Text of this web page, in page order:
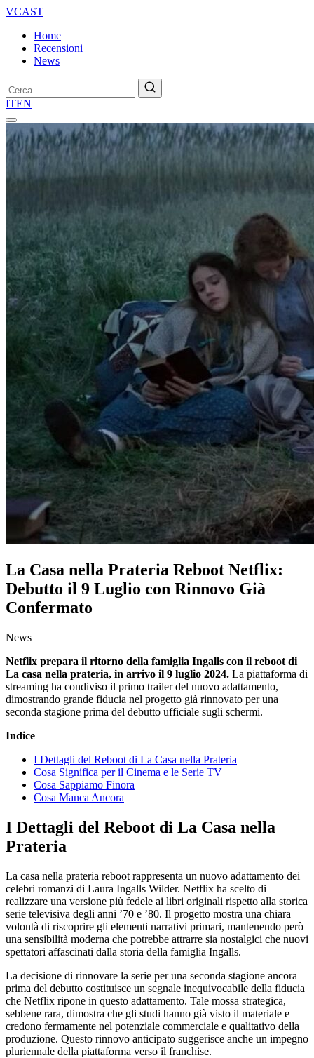
VCAST
Home
Recensioni
News
Cerca
ITEN
La Casa nella Prateria Reboot Netflix:
Debutto il 9 Luglio con Rinnovo Già
Confermato
News
Netflix prepara il ritorno della famiglia Ingalls con il reboot di
La casa nella prateria, in arrivo il 9 luglio 2024. La piattaforma di
streaming ha condiviso il primo trailer del nuovo adattamento,
dimostrando grande fiducia nel progetto già rinnovato per una
seconda stagione prima del debutto ufficiale sugli schermi.
Indice
I Dettagli del Reboot di La Casa nella Prateria
Cosa Significa per il Cinema e le Serie TV
Cosa Sappiamo Finora
Cosa Manca Ancora
I Dettagli del Reboot di La Casa nella
Prateria
La casa nella prateria reboot rappresenta un nuovo adattamento dei
celebri romanzi di Laura Ingalls Wilder. Netflix ha scelto di
realizzare una versione più fedele ai libri originali rispetto alla storica
serie televisiva degli anni ’70 e ’80. Il progetto mostra una chiara
volontà di riscoprire gli elementi narrativi primari, mantenendo però
una sensibilità moderna che potrebbe attrarre sia nostalgici che nuovi
spettatori affascinati dalla storia della famiglia Ingalls.
La decisione di rinnovare la serie per una seconda stagione ancora
prima del debutto costituisce un segnale inequivocabile della fiducia
che Netflix ripone in questo adattamento. Tale mossa strategica,
sebbene rara, dimostra che gli studi hanno già visto il materiale e
credono fermamente nel potenziale commerciale e qualitativo della
produzione. Questo rinnovo anticipato suggerisce anche un impegno
pluriennale della piattaforma verso il franchise.